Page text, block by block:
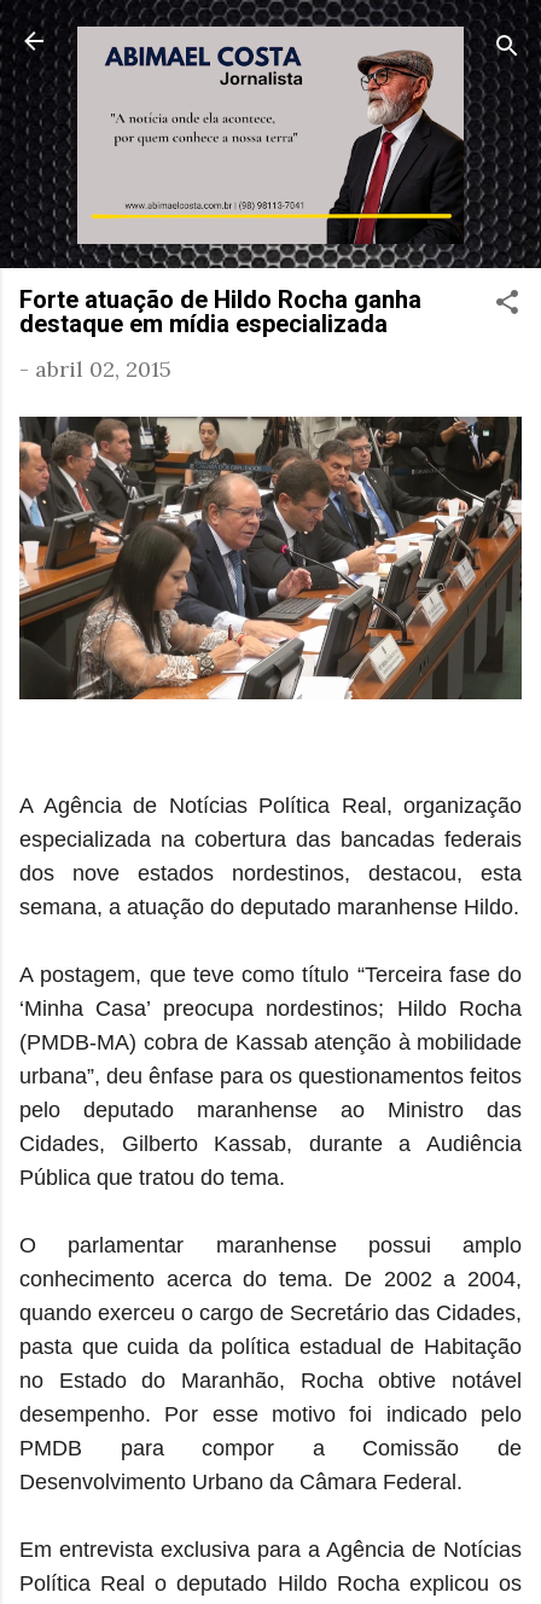
Pular para o conteúdo principal
Forte atuação de Hildo Rocha ganha
destaque em mídia especializada
- abril 02, 2015
A Agência de Notícias Política Real, organização
especializada na cobertura das bancadas federais
dos nove estados nordestinos, destacou, esta
semana, a atuação do deputado maranhense Hildo.
A postagem, que teve como título “Terceira fase do
‘Minha Casa’ preocupa nordestinos; Hildo Rocha
(PMDB-MA) cobra de Kassab atenção à mobilidade
urbana”, deu ênfase para os questionamentos feitos
pelo deputado maranhense ao Ministro das
Cidades, Gilberto Kassab, durante a Audiência
Pública que tratou do tema.
O parlamentar maranhense possui amplo
conhecimento acerca do tema. De 2002 a 2004,
quando exerceu o cargo de Secretário das Cidades,
pasta que cuida da política estadual de Habitação
no Estado do Maranhão, Rocha obtive notável
desempenho. Por esse motivo foi indicado pelo
PMDB para compor a Comissão de
Desenvolvimento Urbano da Câmara Federal.
Em entrevista exclusiva para a Agência de Notícias
Política Real o deputado Hildo Rocha explicou os